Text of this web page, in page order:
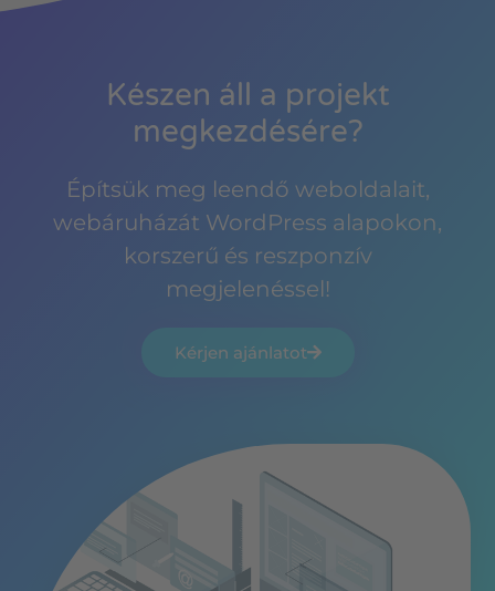
Készen áll a projekt
megkezdésére?
Építsük meg leendő weboldalait,
webáruházát WordPress alapokon,
korszerű és reszponzív
megjelenéssel!
Kérjen ajánlatot